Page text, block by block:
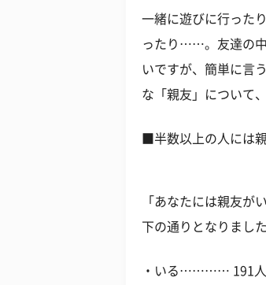
一緒に遊びに行った
ったり……。友達の中
いですが、簡単に言
な「親友」について
■半数以上の人には
「あなたには親友が
下の通りとなりました
・いる………… 191人